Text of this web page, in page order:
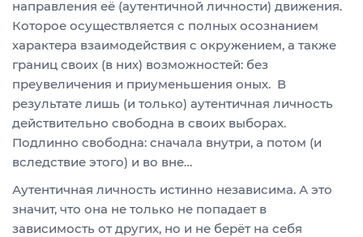
направления её (аутентичной личности) движения.
Которое осуществляется с полных осознанием
характера взаимодействия с окружением, а также
границ своих (в них) возможностей: без
преувеличения и приуменьшения оных. В
результате лишь (и только) аутентичная личность
действительно свободна в своих выборах.
Подлинно свободна: сначала внутри, а потом (и
вследствие этого) и во вне…
Аутентичная личность истинно независима. А это
значит, что она не только не попадает в
зависимость от других, но и не берёт на себя